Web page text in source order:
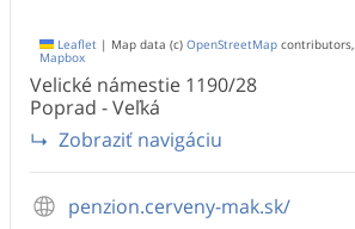
Leaflet | Map data (c) OpenStreetMap contributors,
Mapbox
Velické námestie 1190/28
Poprad - Veľká
Zobraziť navigáciu
penzion.cerveny-mak.sk/